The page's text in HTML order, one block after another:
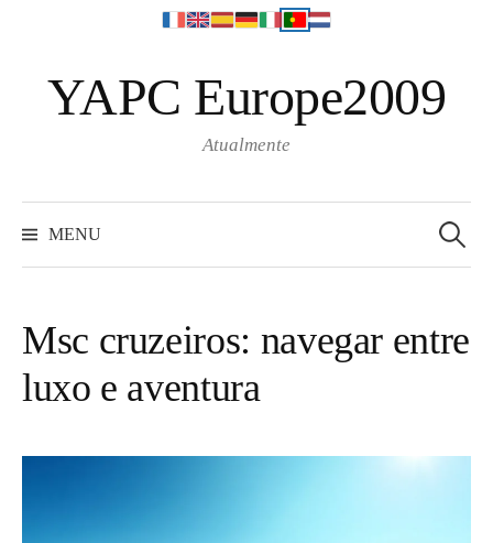
o
c
e
n
YAPC Europe2009
Atualmente
MENU
e
a
o
r
:
Msc cruzeiros: navegar entre
luxo e aventura